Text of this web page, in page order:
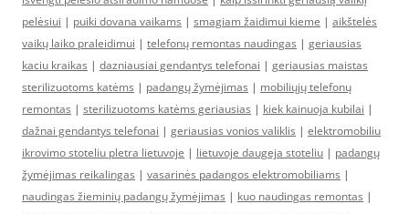
pelėsiui | puiki dovana vaikams | smagiam žaidimui kieme | aikštelės
vaikų laiko praleidimui | telefonų remontas naudingas | geriausias
kaciu kraikas | dazniausiai gendantys telefonai | geriausias maistas
sterilizuotoms katėms | padangų žymėjimas | mobiliųjų telefonų
remontas | sterilizuotoms katėms geriausias | kiek kainuoja kubilai |
dažnai gendantys telefonai | geriausias vonios valiklis | elektromobiliu
ikrovimo stoteliu pletra lietuvoje | lietuvoje daugeja stoteliu | padangų
žymėjimas reikalingas | vasarinės padangos elektromobiliams |
naudingas žieminių padangų žymėjimas | kuo naudingas remontas |